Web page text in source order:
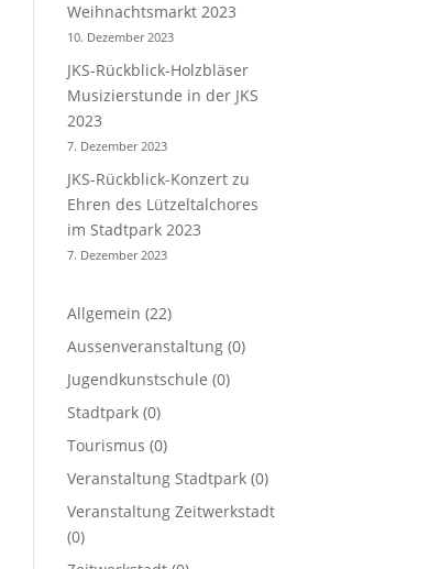
Weihnachtsmarkt 2023
10. Dezember 2023
JKS-Rückblick-Holzbläser
Musizierstunde in der JKS
2023
7. Dezember 2023
JKS-Rückblick-Konzert zu
Ehren des Lützeltalchores
im Stadtpark 2023
7. Dezember 2023
Allgemein (22)
Aussenveranstaltung (0)
Jugendkunstschule (0)
Stadtpark (0)
Tourismus (0)
Veranstaltung Stadtpark (0)
Veranstaltung Zeitwerkstadt
(0)